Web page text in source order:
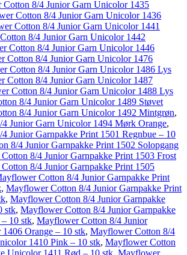
8/4 Junior Garn Unicolor 1435
Cotton 8/4 Junior Garn Unicolor 1436
Cotton 8/4 Junior Garn Unicolor 1441
8/4 Junior Garn Unicolor 1442
Cotton 8/4 Junior Garn Unicolor 1446
Cotton 8/4 Junior Garn Unicolor 1476
Cotton 8/4 Junior Garn Unicolor 1486 Lys
Cotton 8/4 Junior Garn Unicolor 1487
Cotton 8/4 Junior Garn Unicolor 1488 Lys
8/4 Junior Garn Unicolor 1489 Støvet
8/4 Junior Garn Unicolor 1492 Mintgrøn,
Junior Garn Unicolor 1494 Mørk Orange,
Junior Garnpakke Print 1501 Regnbue – 10
8/4 Junior Garnpakke Print 1502 Solopgang
8/4 Junior Garnpakke Print 1503 Frost
8/4 Junior Garnpakke Print 1505
Cotton 8/4 Junior Garnpakke Print
, Mayflower Cotton 8/4 Junior Garnpakke Print
, Mayflower Cotton 8/4 Junior Garnpakke
stk, Mayflower Cotton 8/4 Junior Garnpakke
10 stk, Mayflower Cotton 8/4 Junior
Orange – 10 stk, Mayflower Cotton 8/4
1410 Pink – 10 stk, Mayflower Cotton
Unicolor 1411 Rød – 10 stk Mayflower